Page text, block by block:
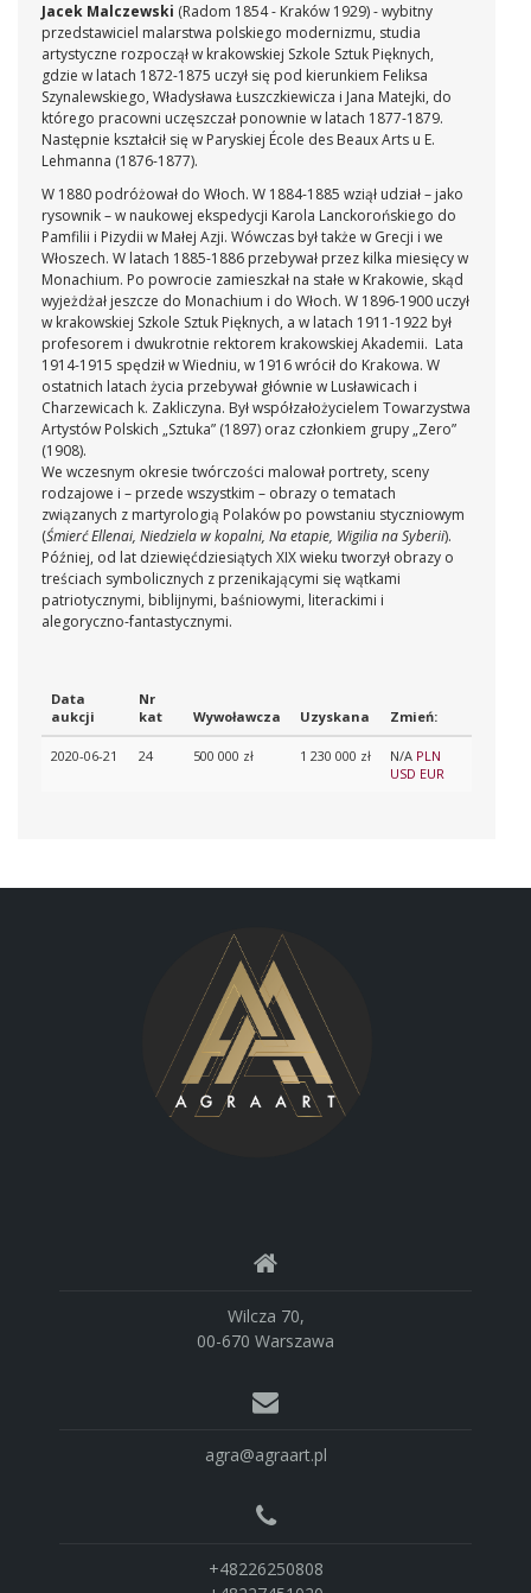
Jacek Malczewski (Radom 1854 - Kraków 1929) - wybitny
przedstawiciel malarstwa polskiego modernizmu, studia
artystyczne rozpoczął w krakowskiej Szkole Sztuk Pięknych,
gdzie w latach 1872-1875 uczył się pod kierunkiem Feliksa
Szynalewskiego, Władysława Łuszczkiewicza i Jana Matejki, do
którego pracowni uczęszczał ponownie w latach 1877-1879.
Następnie kształcił się w Paryskiej École des Beaux Arts u E.
Lehmanna (1876-1877).
W 1880 podróżował do Włoch. W 1884-1885 wziął udział – jako
rysownik – w naukowej ekspedycji Karola Lanckorońskiego do
Pamfilii i Pizydii w Małej Azji. Wówczas był także w Grecji i we
Włoszech. W latach 1885-1886 przebywał przez kilka miesięcy w
Monachium. Po powrocie zamieszkał na stałe w Krakowie, skąd
wyjeżdżał jeszcze do Monachium i do Włoch. W 1896-1900 uczył
w krakowskiej Szkole Sztuk Pięknych, a w latach 1911-1922 był
profesorem i dwukrotnie rektorem krakowskiej Akademii. Lata
1914-1915 spędził w Wiedniu, w 1916 wrócił do Krakowa. W
ostatnich latach życia przebywał głównie w Lusławicach i
Charzewicach k. Zakliczyna. Był współzałożycielem Towarzystwa
Artystów Polskich „Sztuka” (1897) oraz członkiem grupy „Zero”
(1908).
We wczesnym okresie twórczości malował portrety, sceny
rodzajowe i – przede wszystkim – obrazy o tematach
związanych z martyrologią Polaków po powstaniu styczniowym
(Śmierć Ellenai, Niedziela w kopalni, Na etapie, Wigilia na Syberii).
Później, od lat dziewięćdziesiątych XIX wieku tworzył obrazy o
treściach symbolicznych z przenikającymi się wątkami
patriotycznymi, biblijnymi, baśniowymi, literackimi i
alegoryczno-fantastycznymi.
Data
aukcji
Nr
kat
Wywoławcza Uzyskana Zmień:
2020-06-21 24 500 000 zł 1 230 000 zł N/A PLN
USD EUR
Wilcza 70,
00-670 Warszawa
agra@agraart.pl
+48226250808